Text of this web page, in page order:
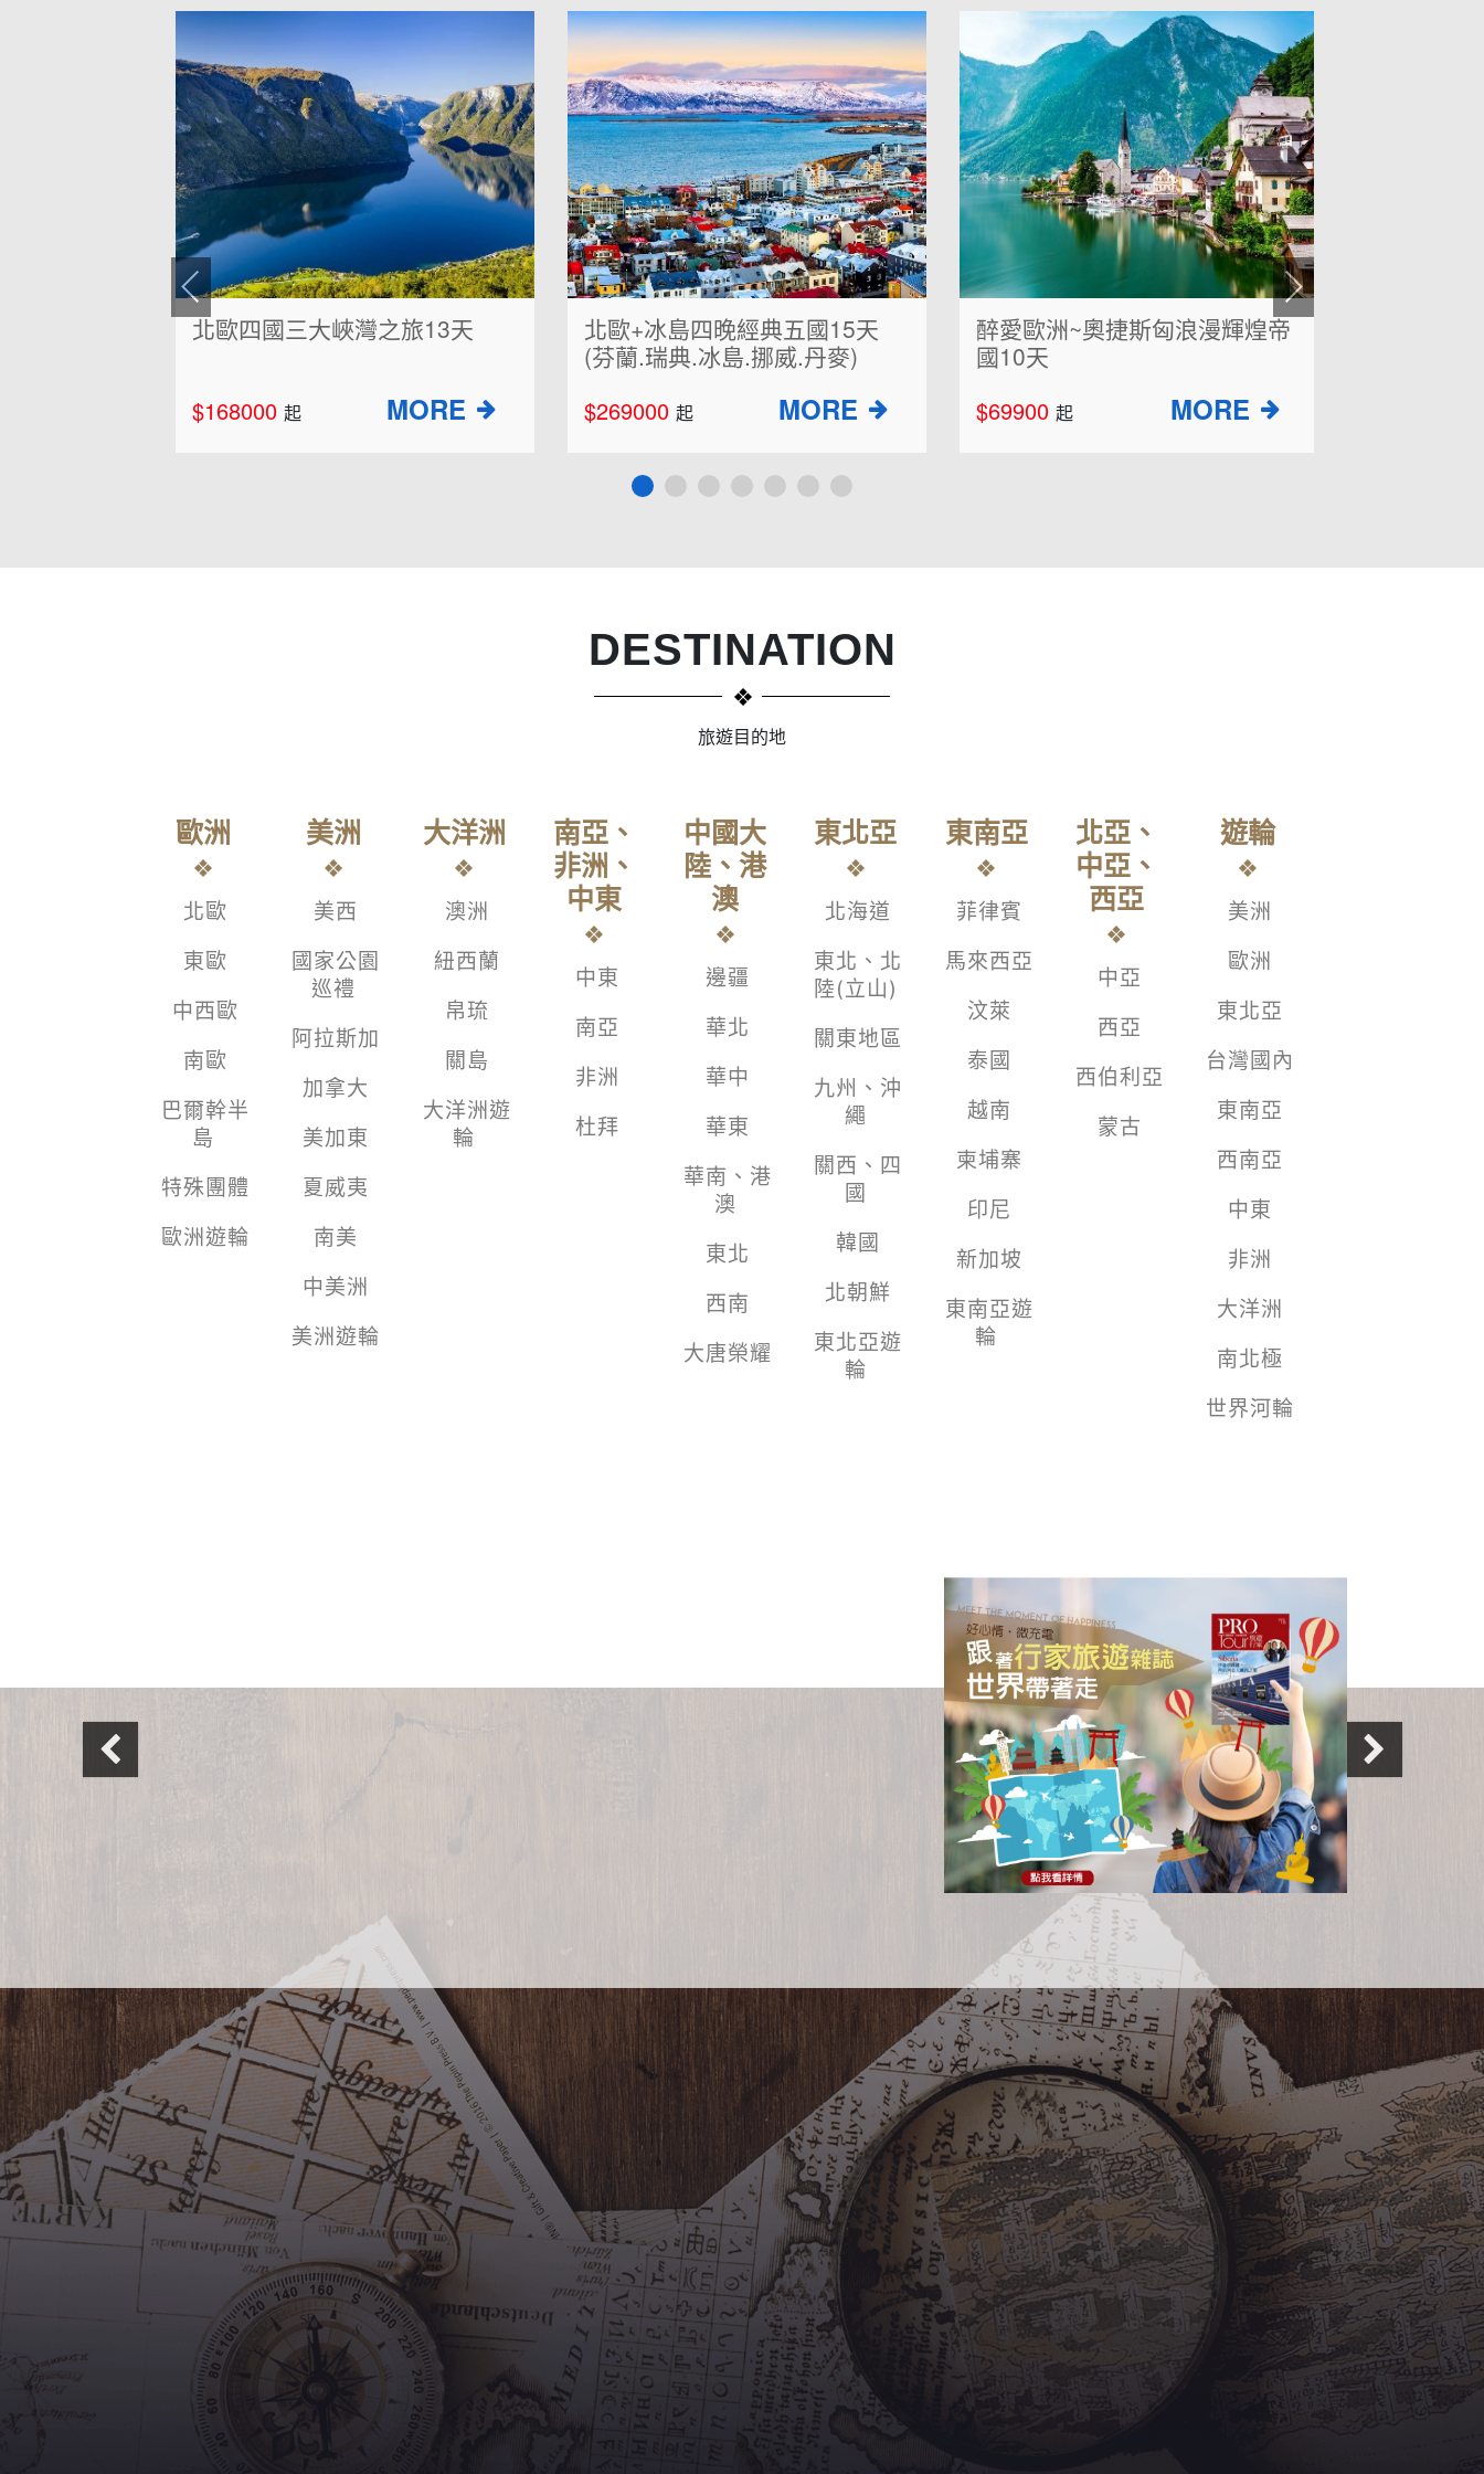
北歐四國三大峽灣之旅13天
$168000 起
北歐+冰島四晚經典五國15天
(芬蘭.瑞典.冰島.挪威.丹麥)
$269000 起
醉愛歐洲~奧捷斯匈浪漫輝煌帝
國10天
$69900 起
DESTINATION
旅遊目的地
歐洲
北歐
東歐
中西歐
南歐
巴爾幹半
島
特殊團體
歐洲遊輪
美洲
美西
國家公園
巡禮
阿拉斯加
加拿大
美加東
夏威夷
南美
中美洲
美洲遊輪
大洋洲
澳洲
紐西蘭
帛琉
關島
大洋洲遊
輪
南亞、
非洲、
中東
中東
南亞
非洲
杜拜
中國大
陸、港
澳
邊疆
華北
華中
華東
華南、港
澳
東北
西南
大唐榮耀
東北亞
北海道
東北、北
陸(立山)
關東地區
九州、沖
繩
關西、四
國
韓國
北朝鮮
東北亞遊
輪
東南亞
菲律賓
馬來西亞
汶萊
泰國
越南
柬埔寨
印尼
新加坡
東南亞遊
輪
北亞、
中亞、
西亞
中亞
西亞
西伯利亞
蒙古
遊輪
美洲
歐洲
東北亞
台灣國內
東南亞
西南亞
中東
非洲
大洋洲
南北極
世界河輪